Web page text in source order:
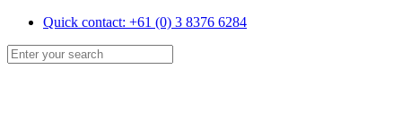
Quick contact: +61 (0) 3 8376 6284